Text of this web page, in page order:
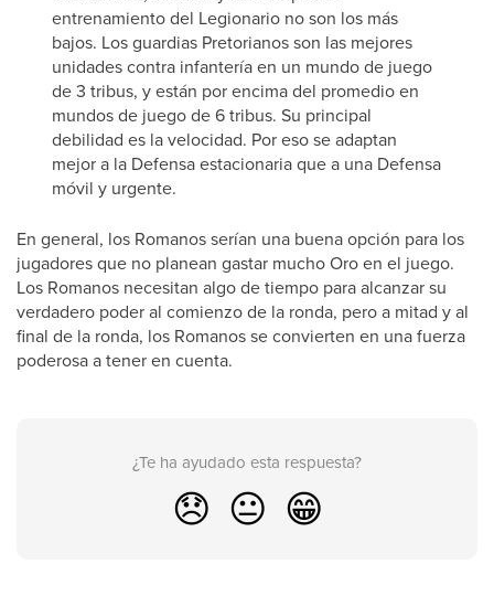
entrenamiento del Legionario no son los más
bajos. Los guardias Pretorianos son las mejores
unidades contra infantería en un mundo de juego
de 3 tribus, y están por encima del promedio en
mundos de juego de 6 tribus. Su principal
debilidad es la velocidad. Por eso se adaptan
mejor a la Defensa estacionaria que a una Defensa
móvil y urgente.
En general, los Romanos serían una buena opción para los
jugadores que no planean gastar mucho Oro en el juego.
Los Romanos necesitan algo de tiempo para alcanzar su
verdadero poder al comienzo de la ronda, pero a mitad y al
final de la ronda, los Romanos se convierten en una fuerza
poderosa a tener en cuenta.
¿Te ha ayudado esta respuesta?
😞 😐 😁